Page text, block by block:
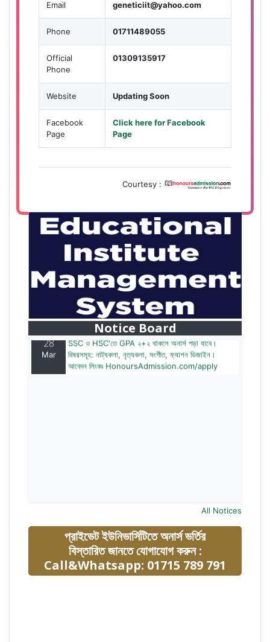
Email geneticiit@yahoo.com
Phone 01711489055
Official
Phone
01309135917
Website Updating Soon
Facebook
Page
Click here for Facebook
Page
Courtesy :
Notice Board
বাজেটের মধ্যে প্রাইভেট ইউনিভার্সিটিতে অনার্স পড়ার সুযোগ।
২০টির অধিক বিষয়, ৪ বছরে মোট খরচ ২ লক্ষ থেকে ৫ লক্ষ টাকা।
আবেদন লিংকঃ HonoursAdmission.com/apply
28
Mar
SSC ও HSC'তে GPA ২+২ থাকলে অনার্স পড়া যাবে।
বিষয়সমূহ: নাট্যকলা, নৃত্যকলা, সংগীত, ফ্যাশন ডিজাইন।
আবেদন লিংকঃ HonoursAdmission.com/apply
All Notices
প্রাইভেট ইউনিভার্সিটিতে অনার্স ভর্তির
বিস্তারিত জানতে যোগাযোগ করুন :
Call&Whatsapp: 01715 789 791